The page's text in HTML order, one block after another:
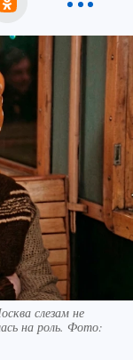
слезам не
на роль. Фото: